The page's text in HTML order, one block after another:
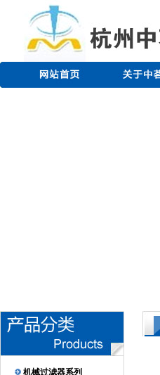
机械过滤器系列